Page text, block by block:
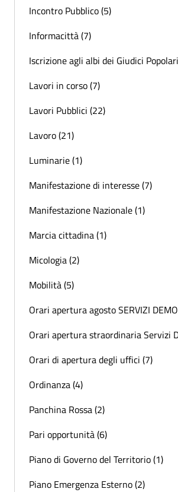
Incontro Pubblico (5)
Informacittà (7)
Iscrizione agli albi dei Giudici
Lavori in corso (7)
Lavori Pubblici (22)
Lavoro (21)
Luminarie (1)
Manifestazione di interesse (7)
Manifestazione Nazionale (1)
Marcia cittadina (1)
Micologia (2)
Mobilità (5)
Orari apertura agosto SERVIZI
Orari apertura straordinaria Servizi
Orari di apertura degli uffici (7)
Ordinanza (4)
Panchina Rossa (2)
Pari opportunità (6)
Piano di Governo del Territorio (1)
Piano Emergenza Esterno (2)